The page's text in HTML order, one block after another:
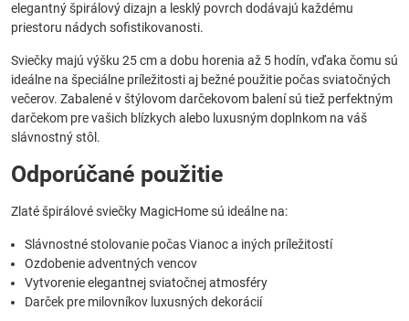
elegantný špirálový dizajn a lesklý povrch dodávajú každému
priestoru nádych sofistikovanosti.
Sviečky majú výšku 25 cm a dobu horenia až 5 hodín, vďaka čomu sú
ideálne na špeciálne príležitosti aj bežné použitie počas sviatočných
večerov. Zabalené v štýlovom darčekovom balení sú tiež perfektným
darčekom pre vašich blízkych alebo luxusným doplnkom na váš
slávnostný stôl.
Odporúčané použitie
Zlaté špirálové sviečky MagicHome sú ideálne na:
Slávnostné stolovanie počas Vianoc a iných príležitostí
Ozdobenie adventných vencov
Vytvorenie elegantnej sviatočnej atmosféry
Darček pre milovníkov luxusných dekorácií